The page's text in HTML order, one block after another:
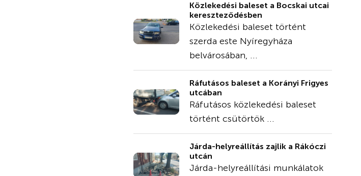
Közlekedési baleset a Bocskai utcai
kereszteződésben
Közlekedési baleset történt
szerda este Nyíregyháza
belvárosában, ...
Ráfutásos baleset a Korányi Frigyes
utcában
Ráfutásos közlekedési baleset
történt csütörtök ...
Járda-helyreállítás zajlik a Rákóczi
utcán
Járda-helyreállítási munkálatok